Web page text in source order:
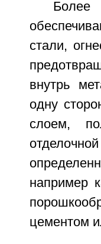
Более
стали,
внутрь
одну
слоем,
например
цементом